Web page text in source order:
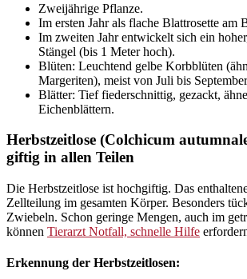
Zweijährige Pflanze.
Im ersten Jahr als flache Blattrosette am
Im zweiten Jahr entwickelt sich ein
Stängel (bis 1 Meter hoch).
Blüten: Leuchtend gelbe Korbblüten
Margeriten), meist von Juli bis
Blätter: Tief fiederschnittig, gezackt,
Eichenblättern.
Herbstzeitlose (Colchicum
giftig in allen Teilen
Die Herbstzeitlose ist hochgiftig. Das
Zellteilung im gesamten Körper. Besonders
Zwiebeln. Schon geringe Mengen, auch im
können Tierarzt Notfall, schnelle Hilfe
Erkennung der Herbstzeitlosen: